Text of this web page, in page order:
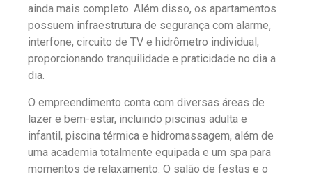
ainda mais completo. Além disso, os apartamentos
possuem infraestrutura de segurança com alarme,
interfone, circuito de TV e hidrômetro individual,
proporcionando tranquilidade e praticidade no dia a
dia.
O empreendimento conta com diversas áreas de
lazer e bem-estar, incluindo piscinas adulta e
infantil, piscina térmica e hidromassagem, além de
uma academia totalmente equipada e um spa para
momentos de relaxamento. O salão de festas e o